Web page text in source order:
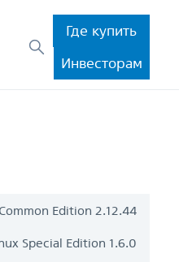
Где купить
Инвесторам
Edition 2.12.44
Special Edition 1.6.0